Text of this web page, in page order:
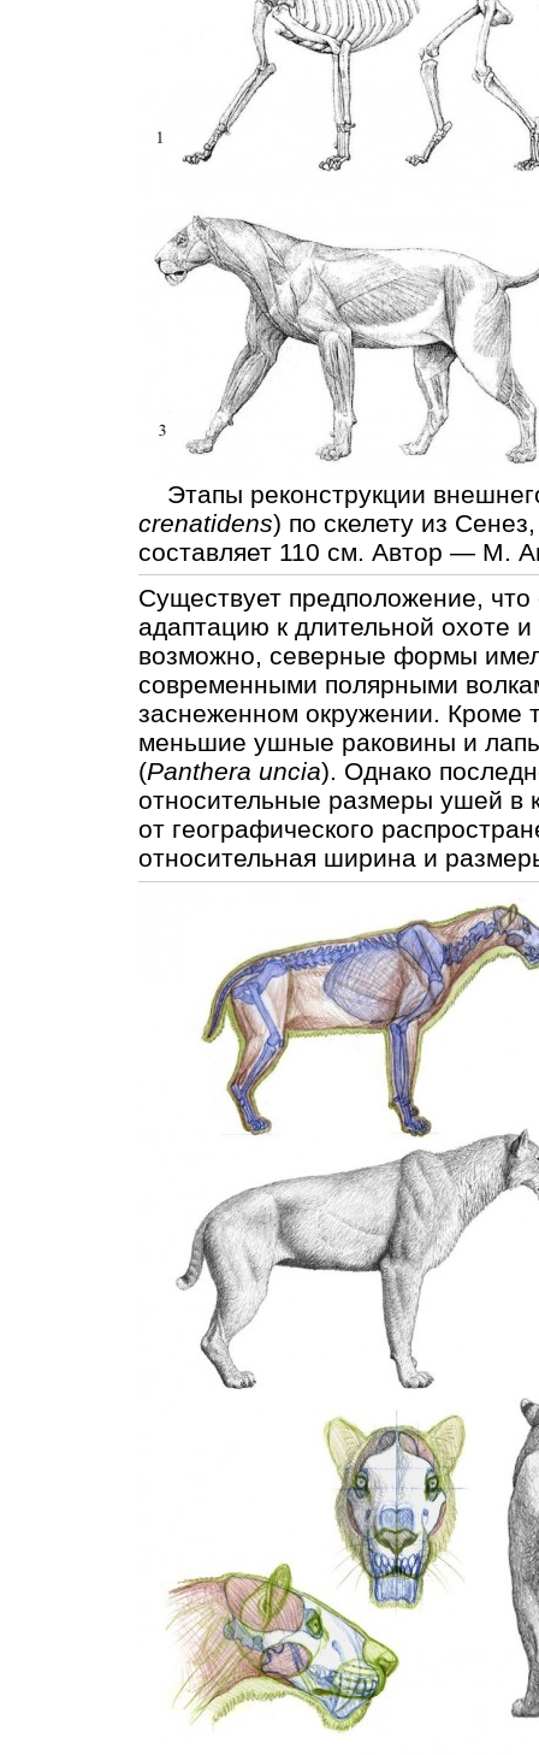
Этапы реконструкции
crenatidens) по скелету из
составляет 110 см. Автор — М.
Существует предположение,
адаптацию к длительной охоте
возможно, северные формы
современными полярными
заснеженном окружении. Кроме
меньшие ушные раковины и
(Panthera uncia). Однако
относительные размеры ушей в
от географического
относительная ширина и